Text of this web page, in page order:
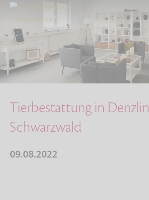
Start Über uns
Aktuelles
Tierbestattung in Denzlingen am Schwarzwald
Tierbestattung in
Schwarzwald
09.08.2022